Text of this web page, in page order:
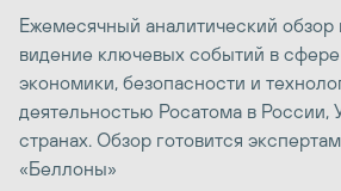
Ежемесячный аналитический обзор
видение ключевых событий в
экономики, безопасности и
деятельностью Росатома в России,
странах. Обзор готовится
«Беллоны»